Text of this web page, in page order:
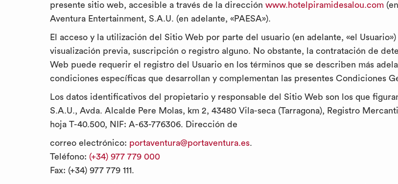
LLEGADA
SALIDA
presente sitio web, accesible a través de la dirección www.hotelpiramidesalou.com
Aventura Entertainment, S.A.U. (en adelante, «PAESA»).
El acceso y la utilización del Sitio Web por parte del usuario (en adelante, «el
visualización previa, suscripción o registro alguno. No obstante, la contratación de
Web puede requerir el registro del Usuario en los términos que se describen más
condiciones específicas que desarrollan y complementan las presentes Condiciones
Los datos identificativos del propietario y responsable del Sitio Web son los que
S.A.U., Avda. Alcalde Pere Molas, km 2, 43480 Vila-seca (Tarragona), Registro
hoja T-40.500, NIF: A-63-776306. Dirección de
correo electrónico: portaventura@portaventura.es.
Teléfono: (+34) 977 779 000
Fax: (+34) 977 779 111.